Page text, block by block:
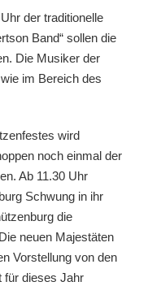
der traditionelle
Band“ sollen die
Die Musiker der
im Bereich des
wird
noch einmal der
Ab 11.30 Uhr
Schwung in ihr
die
neuen Majestäten
Vorstellung von den
für dieses Jahr